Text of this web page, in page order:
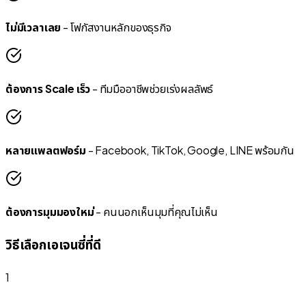
ไม่มีเวลาเลย - โฟกัสงานหลักของธุรกิจ
ต้องการ Scale เร็ว- ทีมมืออาชีพช่วยเร่งผลลัพธ์
หลายแพลตฟอร์ม - Facebook, TikTok, Google, LINE พร้อมกัน
ต้องการมุมมองใหม่- คนนอกเห็นมุมที่คุณไม่เห็น
วิธีเลือกเอเจนซี่ที่ดี
1